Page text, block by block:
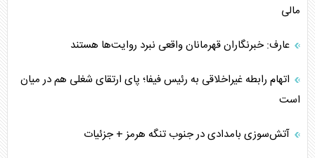
مالی
عارف: خبرنگاران قهرمانان واقعی نبرد روایت‌ها هستند
اتهام رابطه غیراخلاقی به رئیس فیفا؛ پای ارتقای شغلی هم در میان
است
آتش‌سوزی بامدادی در جنوب تنگه هرمز + جزئیات